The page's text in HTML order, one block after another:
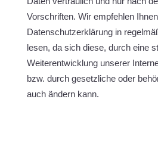
Vorschriften. Wir empfehlen
Datenschutzerklärung in
lesen, da sich diese, durch eine
Weiterentwicklung unserer
bzw. durch gesetzliche oder
auch ändern kann.